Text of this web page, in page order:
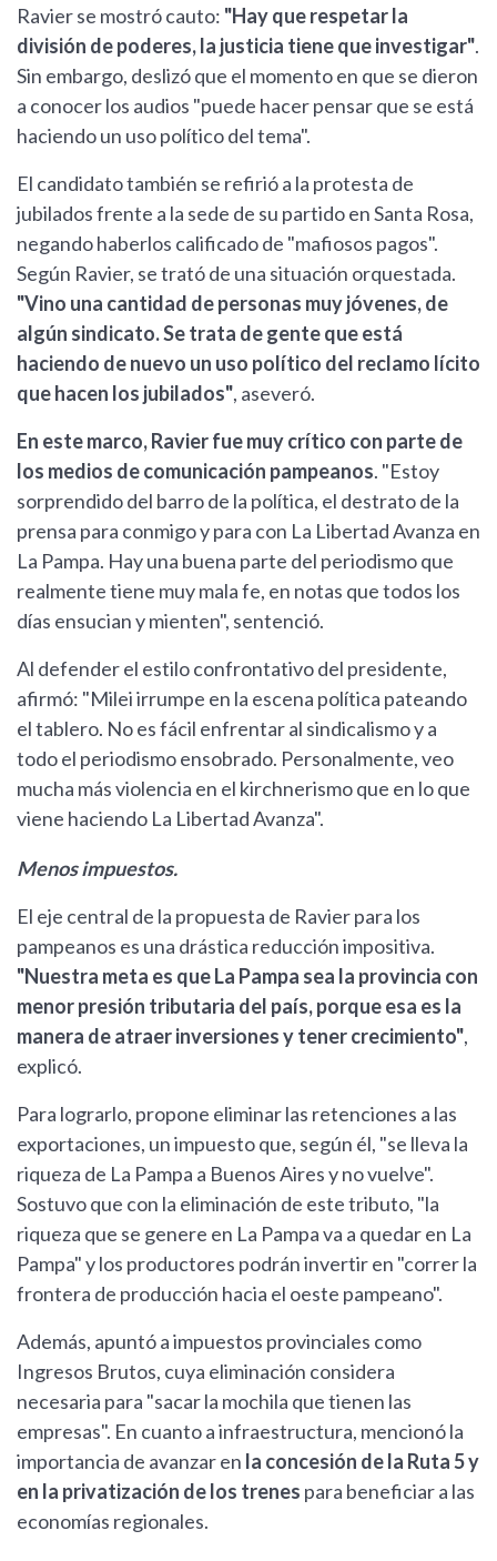
Ravier se mostró cauto: "Hay que respetar la
división de poderes, la justicia tiene que investigar".
Sin embargo, deslizó que el momento en que se dieron
a conocer los audios "puede hacer pensar que se está
haciendo un uso político del tema".
El candidato también se refirió a la protesta de
jubilados frente a la sede de su partido en Santa Rosa,
negando haberlos calificado de "mafiosos pagos".
Según Ravier, se trató de una situación orquestada.
"Vino una cantidad de personas muy jóvenes, de
algún sindicato. Se trata de gente que está
haciendo de nuevo un uso político del reclamo lícito
que hacen los jubilados", aseveró.
En este marco, Ravier fue muy crítico con parte de
los medios de comunicación pampeanos. "Estoy
sorprendido del barro de la política, el destrato de la
prensa para conmigo y para con La Libertad Avanza en
La Pampa. Hay una buena parte del periodismo que
realmente tiene muy mala fe, en notas que todos los
días ensucian y mienten", sentenció.
Al defender el estilo confrontativo del presidente,
afirmó: "Milei irrumpe en la escena política pateando
el tablero. No es fácil enfrentar al sindicalismo y a
todo el periodismo ensobrado. Personalmente, veo
mucha más violencia en el kirchnerismo que en lo que
viene haciendo La Libertad Avanza".
Menos impuestos.
El eje central de la propuesta de Ravier para los
pampeanos es una drástica reducción impositiva.
"Nuestra meta es que La Pampa sea la provincia con
menor presión tributaria del país, porque esa es la
manera de atraer inversiones y tener crecimiento",
explicó.
Para lograrlo, propone eliminar las retenciones a las
exportaciones, un impuesto que, según él, "se lleva la
riqueza de La Pampa a Buenos Aires y no vuelve".
Sostuvo que con la eliminación de este tributo, "la
riqueza que se genere en La Pampa va a quedar en La
Pampa" y los productores podrán invertir en "correr la
frontera de producción hacia el oeste pampeano".
Además, apuntó a impuestos provinciales como
Ingresos Brutos, cuya eliminación considera
necesaria para "sacar la mochila que tienen las
empresas". En cuanto a infraestructura, mencionó la
importancia de avanzar en la concesión de la Ruta 5 y
en la privatización de los trenes para beneficiar a las
economías regionales.